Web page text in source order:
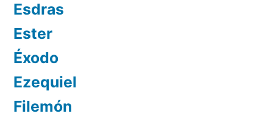
Esdras
Ester
Éxodo
Ezequiel
Filemón